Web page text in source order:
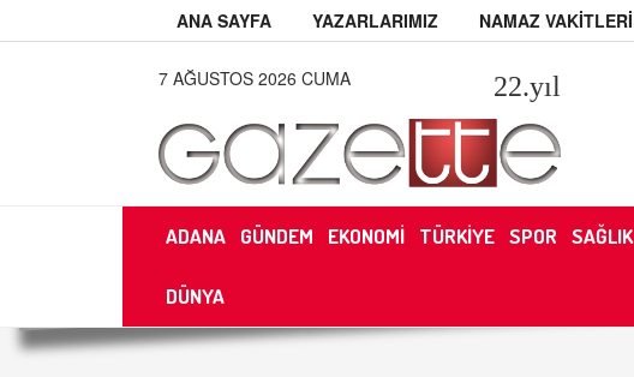
ANA SAYFA YAZARLARIMIZ NAMAZ VAKİTLERİ
7 AĞUSTOS 2026 CUMA 22.yıl
ADANA GÜNDEM EKONOMİ TÜRKİYE SPOR SAĞLIK
DÜNYA